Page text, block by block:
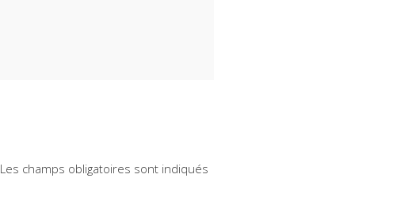
Les champs obligatoires sont indiqués